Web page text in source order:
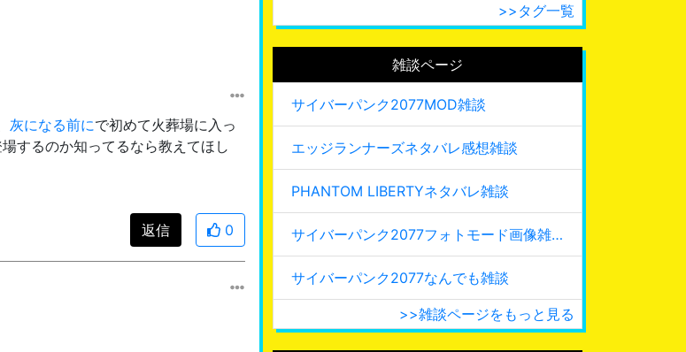
灰になる前にで初めて火葬場に入っ
するのか知ってるなら教えてほし
返信
0
>>タグ一覧
雑談ページ
サイバーパンク2077MOD雑談
エッジランナーズネタバレ感想雑談
PHANTOM LIBERTYネタバレ雑談
サイバーパンク2077フォトモード画像雑談
サイバーパンク2077なんでも雑談
>>雑談ページをもっと見る